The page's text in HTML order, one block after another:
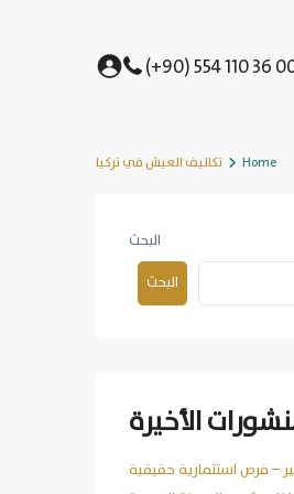
(+90) 554 110 36
Home تكاليف العيش في تركيا
البحث
البحث
الأخيرة
– فرص استثمارية حقيقية